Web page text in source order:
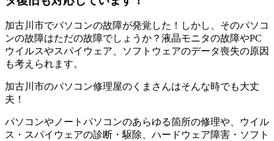
加古川市でパソコンの故障が発覚した！しかし、そのパソコ
ンの故障はただの故障でしょうか？液晶モニタの故障やPC
ウイルスやスパイウェア、ソフトウェアのデータ喪失の原因
も考えられます。
加古川市のパソコン修理屋のくまさんはそんな時でも大丈
夫！
パソコンやノートパソコンのあらゆる箇所の修理や、ウイル
ス・スパイウェアの診断・駆除、ハードウェア障害・ソフト